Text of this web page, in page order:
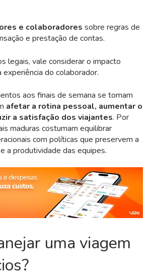
e colaboradores sobre regras de
e prestação de contas.
legais, vale considerar o impacto
do colaborador.
aos finais de semana se tornam
afetar a rotina pessoal, aumentar o
a satisfação dos viajantes. Por
maduras costumam equilibrar
com políticas que preservem a
a produtividade das equipes.
uma viagem